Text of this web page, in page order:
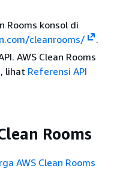
Rooms konsol di
cleanrooms/
.
AWS Clean Rooms
lihat Referensi API
Rooms
AWS Clean Rooms